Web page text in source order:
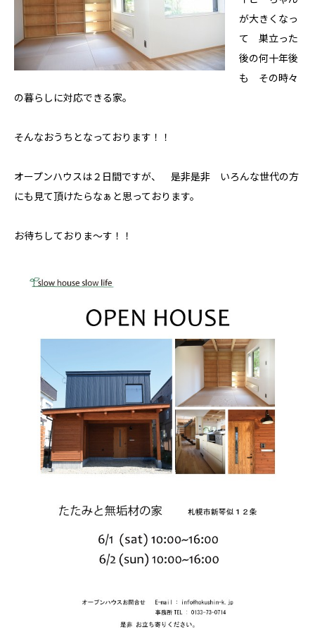
施工事例
お知らせ
モデルハウス
Hokushin model
プライバシーポリシー
が大きくなっ
て 巣立った
後の何十年後
も その時々
の暮らしに対応できる家。
そんなおうちとなっております！！
オープンハウスは２日間ですが、 是非是非 いろんな世代の方
にも見て頂けたらなぁと思っております。
お待ちしておりま～す！！